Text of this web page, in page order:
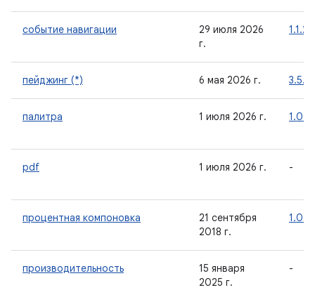
событие навигации
29 июля 2026
г.
1.1.2
пейджинг (*) 6 мая 2026 г. 3.5.0
палитра 1 июля 2026 г. 1.0.0
pdf 1 июля 2026 г. -
процентная компоновка
21 сентября
2018 г.
1.0.0
производительность
15 января
2025 г.
-